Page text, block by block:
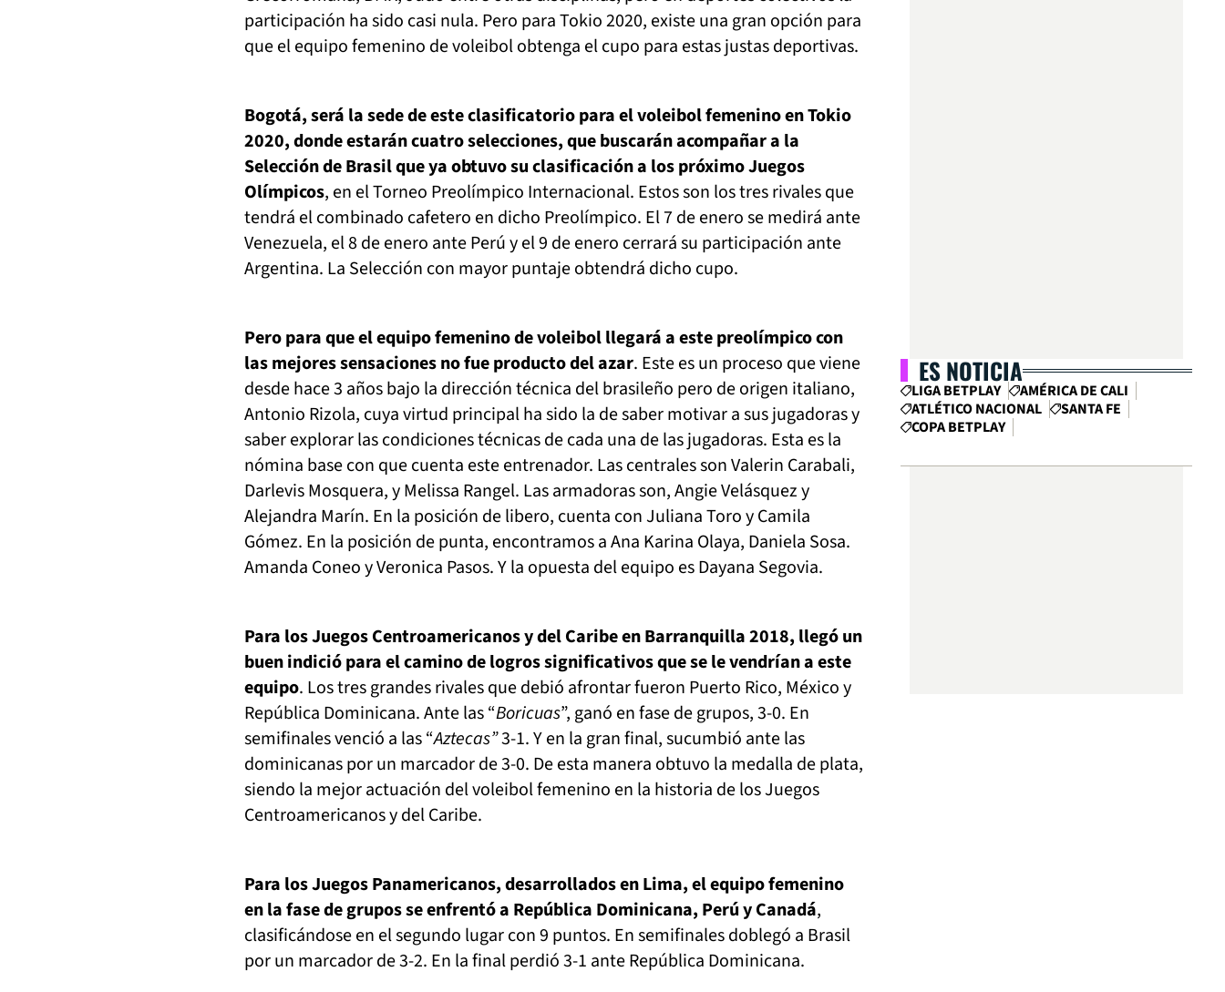
participación ha sido casi nula. Pero para Tokio 2020, existe una gran opción para
que el equipo femenino de voleibol obtenga el cupo para estas justas deportivas.
Bogotá, será la sede de este clasificatorio para el voleibol femenino en Tokio
2020, donde estarán cuatro selecciones, que buscarán acompañar a la
Selección de Brasil que ya obtuvo su clasificación a los próximo Juegos
Olímpicos, en el Torneo Preolímpico Internacional. Estos son los tres rivales que
tendrá el combinado cafetero en dicho Preolímpico. El 7 de enero se medirá ante
Venezuela, el 8 de enero ante Perú y el 9 de enero cerrará su participación ante
Argentina. La Selección con mayor puntaje obtendrá dicho cupo.
Pero para que el equipo femenino de voleibol llegará a este preolímpico con
las mejores sensaciones no fue producto del azar. Este es un proceso que viene
desde hace 3 años bajo la dirección técnica del brasileño pero de origen italiano,
Antonio Rizola, cuya virtud principal ha sido la de saber motivar a sus jugadoras y
saber explorar las condiciones técnicas de cada una de las jugadoras. Esta es la
nómina base con que cuenta este entrenador. Las centrales son Valerin Carabali,
Darlevis Mosquera, y Melissa Rangel. Las armadoras son, Angie Velásquez y
Alejandra Marín. En la posición de libero, cuenta con Juliana Toro y Camila
Gómez. En la posición de punta, encontramos a Ana Karina Olaya, Daniela Sosa.
Amanda Coneo y Veronica Pasos. Y la opuesta del equipo es Dayana Segovia.
Para los Juegos Centroamericanos y del Caribe en Barranquilla 2018, llegó un
buen indició para el camino de logros significativos que se le vendrían a este
equipo. Los tres grandes rivales que debió afrontar fueron Puerto Rico, México y
República Dominicana. Ante las “Boricuas”, ganó en fase de grupos, 3-0. En
semifinales venció a las “Aztecas”3-1. Y en la gran final, sucumbió ante las
dominicanas por un marcador de 3-0. De esta manera obtuvo la medalla de plata,
siendo la mejor actuación del voleibol femenino en la historia de los Juegos
Centroamericanos y del Caribe.
Para los Juegos Panamericanos, desarrollados en Lima, el equipo femenino
en la fase de grupos se enfrentó a República Dominicana, Perú y Canadá,
clasificándose en el segundo lugar con 9 puntos. En semifinales doblegó a Brasil
por un marcador de 3-2. En la final perdió 3-1 ante República Dominicana.
ES NOTICIA
LIGA BETPLAY
AMÉRICA DE CALI
ATLÉTICO NACIONAL
SANTA FE
COPA BETPLAY